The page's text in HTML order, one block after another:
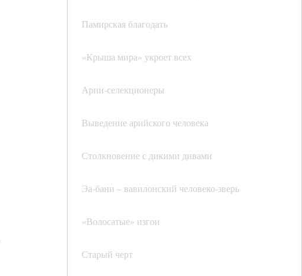
Памирская благодать
«Крыша мира» укроет всех
Арии-селекционеры
Выведение арийского человека
Столкновение с дикими дивами
Эа-бани – вавилонский человеко-зверь
«Волосатые» изгои
Старый черт